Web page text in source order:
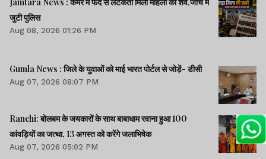
जुटी पुलिस
Aug 08, 2026 01:26 PM
Gumla News : जिले के युवाओं को माई भारत पोर्टल से जोड़ें- डीसी
Aug 07, 2026 08:07 PM
Ranchi: बोलबम के जयकारों के साथ बाबाधाम रवाना हुआ 100
कांवड़ियों का जत्था, 13 अगस्त को करेंगे जलाभिषेक
Aug 07, 2026 05:02 PM